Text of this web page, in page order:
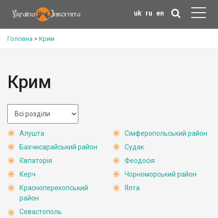
uk ru en
Головна > Крим
Крим
Алушта
Бахчисарайський район
Євпаторія
Керч
Красноперекопський
район
Севастополь
Сімферопольський район
Судак
Феодосія
Чорноморський район
Ялта